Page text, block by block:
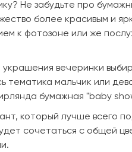
Не забудьте про
более красивым и
к фотозоне или же
вечеринки
тематика мальчик или
бумажная "baby
который лучше всего
сочетаться с общей